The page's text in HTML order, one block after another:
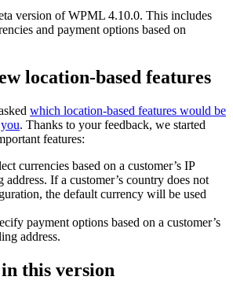
version of WPML 4.10.0. This includes
and payment options based on
location-based features
which location-based features would be
. Thanks to your feedback, we started
features:
currencies based on a customer’s IP
address. If a customer’s country does not
the default currency will be used
payment options based on a customer’s
address.
this version